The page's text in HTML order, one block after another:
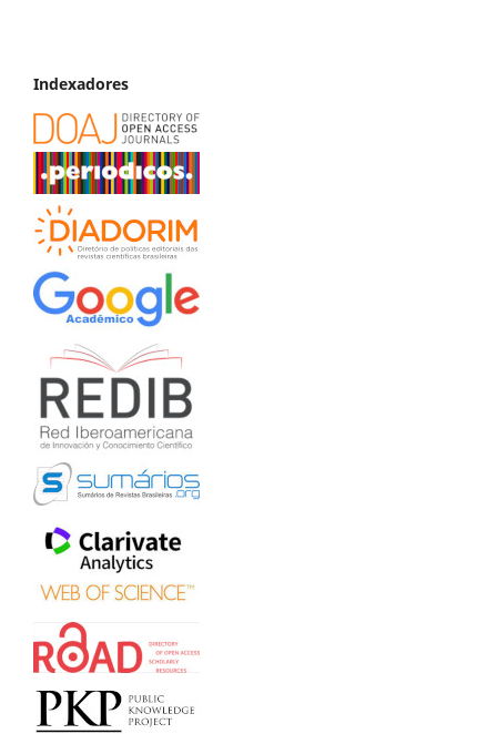
Indexadores